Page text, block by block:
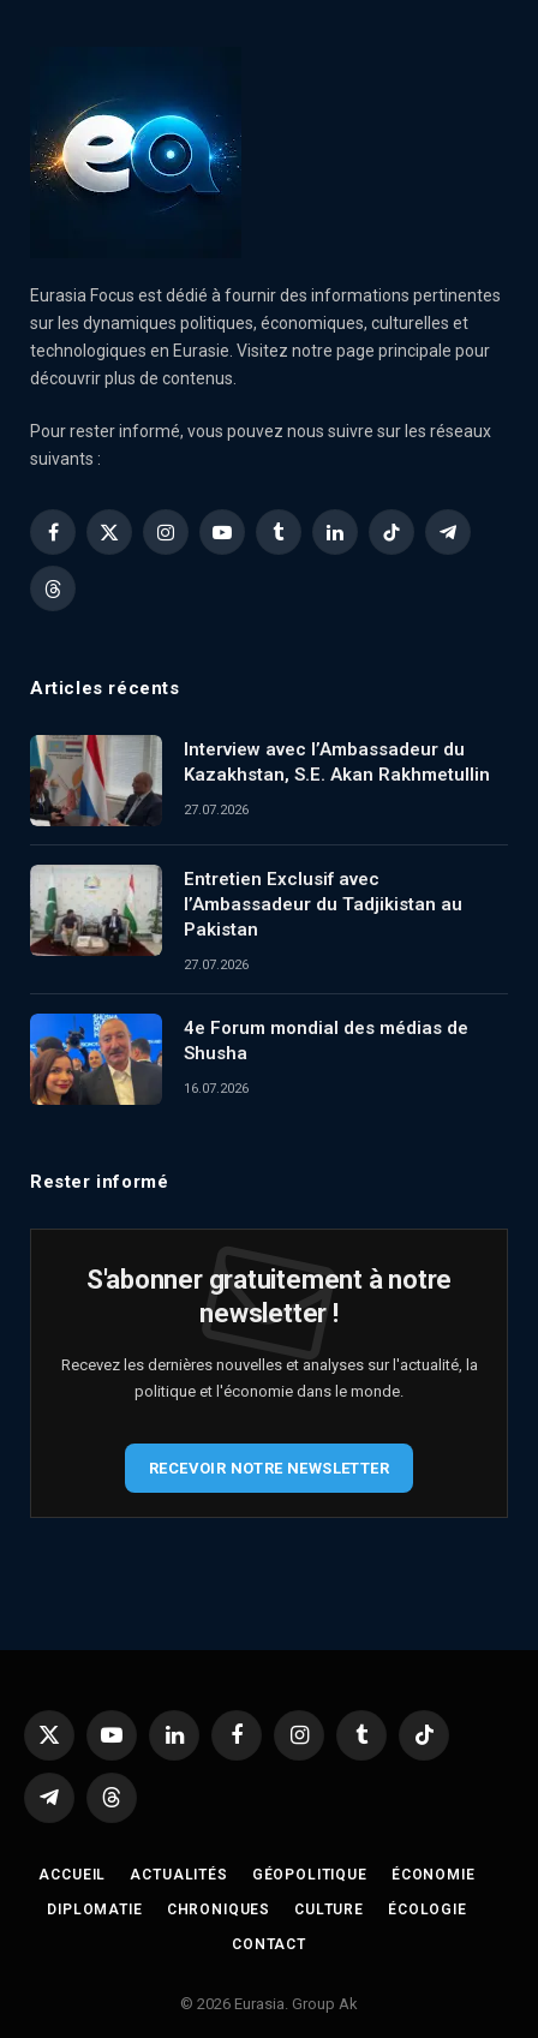
Eurasia Focus est dédié à fournir des informations pertinentes
sur les dynamiques politiques, économiques, culturelles et
technologiques en Eurasie. Visitez notre page principale pour
découvrir plus de contenus.
Pour rester informé, vous pouvez nous suivre sur les réseaux
suivants :
Facebook
X
InstagramYouTubeTumblrLinkedInTikTok Telegram
Threads
Articles récents
Interview avec l’Ambassadeur du
Kazakhstan, S.E. Akan Rakhmetullin
27.07.2026
Entretien Exclusif avec
l’Ambassadeur du Tadjikistan au
Pakistan
27.07.2026
4e Forum mondial des médias de
Shusha
16.07.2026
Rester informé
S'abonner gratuitement à notre
newsletter !
Recevez les dernières nouvelles et analyses sur l'actualité, la
politique et l'économie dans le monde.
RECEVOIR NOTRE NEWSLETTER
X
YouTubeLinkedIn FacebookInstagramTumblr TikTok
TelegramThreads
ACCUEIL ACTUALITÉS GÉOPOLITIQUE ÉCONOMIE
DIPLOMATIE CHRONIQUES CULTURE ÉCOLOGIE
CONTACT
© 2026 Eurasia. Group Ak